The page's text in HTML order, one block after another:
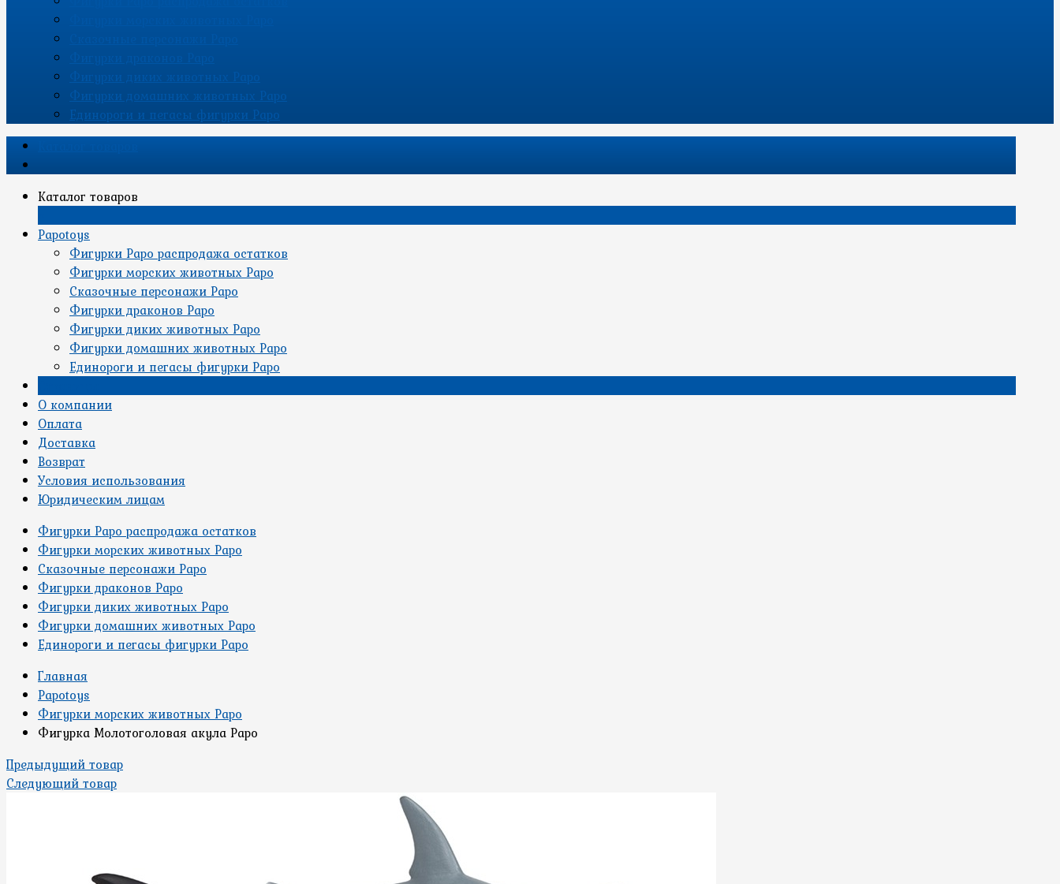
Фигурки диких животных Papo
Фигурки домашних животных Papo
Единороги и пегасы фигурки Papo
Каталог товаров
Papotoys
Фигурки Papo распродажа остатков
Фигурки морских животных Papo
Сказочные персонажи Papo
Фигурки драконов Papo
Фигурки диких животных Papo
Фигурки домашних животных Papo
Единороги и пегасы фигурки Papo
О компании
Оплата
Доставка
Возврат
Условия использования
Юридическим лицам
Фигурки Papo распродажа остатков
Фигурки морских животных Papo
Сказочные персонажи Papo
Фигурки драконов Papo
Фигурки диких животных Papo
Фигурки домашних животных Papo
Единороги и пегасы фигурки Papo
Главная
Papotoys
Фигурки морских животных Papo
Фигурка Молотоголовая акула Papo
Предыдущий товар
Следующий товар